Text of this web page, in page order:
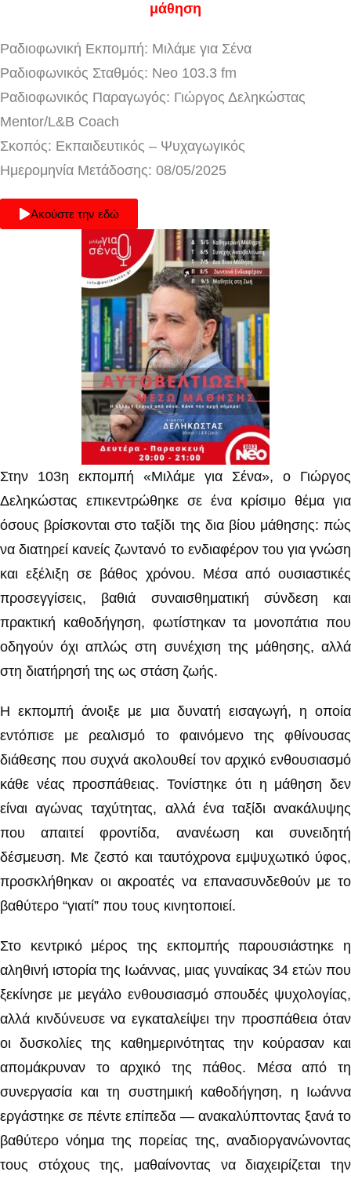
μάθηση
Ραδιοφωνική Εκπομπή: Μιλάμε για Σένα
Ραδιοφωνικός Σταθμός: Neo 103.3 fm
Ραδιοφωνικός Παραγωγός: Γιώργος Δεληκώστας
Mentor/L&B Coach
Σκοπός: Εκπαιδευτικός – Ψυχαγωγικός
Ημερομηνία Μετάδοσης: 08/05/2025
Ακούστε την εδώ
Στην 103η εκπομπή «Μιλάμε για Σένα», ο Γιώργος
Δεληκώστας επικεντρώθηκε σε ένα κρίσιμο θέμα για
όσους βρίσκονται στο ταξίδι της δια βίου μάθησης: πώς
να διατηρεί κανείς ζωντανό το ενδιαφέρον του για γνώση
και εξέλιξη σε βάθος χρόνου. Μέσα από ουσιαστικές
προσεγγίσεις, βαθιά συναισθηματική σύνδεση και
πρακτική καθοδήγηση, φωτίστηκαν τα μονοπάτια που
οδηγούν όχι απλώς στη συνέχιση της μάθησης, αλλά
στη διατήρησή της ως στάση ζωής.
Η εκπομπή άνοιξε με μια δυνατή εισαγωγή, η οποία
εντόπισε με ρεαλισμό το φαινόμενο της φθίνουσας
διάθεσης που συχνά ακολουθεί τον αρχικό ενθουσιασμό
κάθε νέας προσπάθειας. Τονίστηκε ότι η μάθηση δεν
είναι αγώνας ταχύτητας, αλλά ένα ταξίδι ανακάλυψης
που απαιτεί φροντίδα, ανανέωση και συνειδητή
δέσμευση. Με ζεστό και ταυτόχρονα εμψυχωτικό ύφος,
προσκλήθηκαν οι ακροατές να επανασυνδεθούν με το
βαθύτερο “γιατί” που τους κινητοποιεί.
Στο κεντρικό μέρος της εκπομπής παρουσιάστηκε η
αληθινή ιστορία της Ιωάννας, μιας γυναίκας 34 ετών που
ξεκίνησε με μεγάλο ενθουσιασμό σπουδές ψυχολογίας,
αλλά κινδύνευσε να εγκαταλείψει την προσπάθεια όταν
οι δυσκολίες της καθημερινότητας την κούρασαν και
απομάκρυναν το αρχικό της πάθος. Μέσα από τη
συνεργασία και τη συστημική καθοδήγηση, η Ιωάννα
εργάστηκε σε πέντε επίπεδα — ανακαλύπτοντας ξανά το
βαθύτερο νόημα της πορείας της, αναδιοργανώνοντας
τους στόχους της, μαθαίνοντας να διαχειρίζεται την